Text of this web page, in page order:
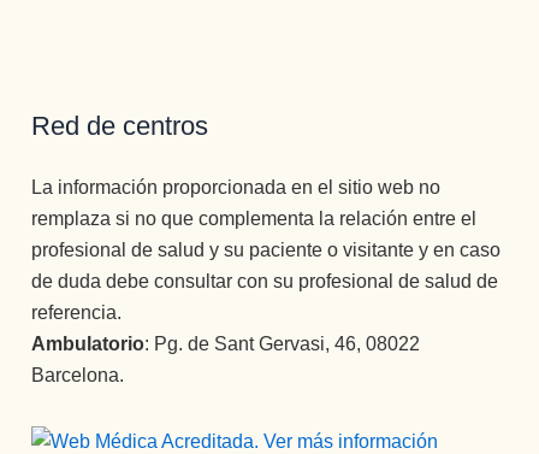
Red de centros
La información proporcionada en el sitio web no
remplaza si no que complementa la relación entre el
profesional de salud y su paciente o visitante y en caso
de duda debe consultar con su profesional de salud de
referencia.
Ambulatorio: Pg. de Sant Gervasi, 46, 08022
Barcelona.